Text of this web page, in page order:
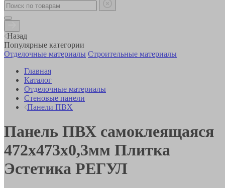
Назад
Популярные категории
Отделочные материалы Строительные материалы
Главная
Каталог
Отделочные материалы
Стеновые панели
Панели ПВХ
Панель ПВХ самоклеящаяся
472х473х0,3мм Плитка
Эстетика РЕГУЛ